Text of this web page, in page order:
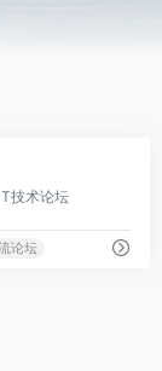
技术论坛
论坛